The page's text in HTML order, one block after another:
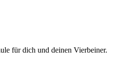
für dich und deinen Vierbeiner.